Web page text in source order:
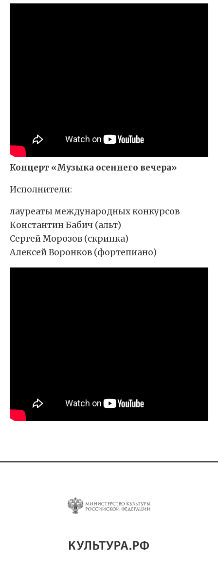
Концерт «Музыка осеннего вечера»
Исполнители:
лауреаты международных конкурсов
Константин Бабич (альт)
Сергей Морозов (скрипка)
Алексей Воронков (фортепиано)